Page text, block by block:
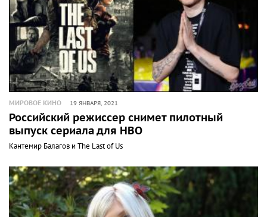
МИРОВОЕ КИНО 19 ЯНВАРЯ, 2021
Российский режиссер снимет пилотный
выпуск сериала для HBO
Кантемир Балагов и The Last of Us